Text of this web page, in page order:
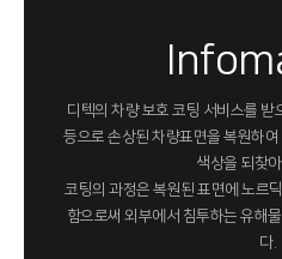
디텍의 차량 보호 코팅 서비스를 받
등으로 손상된 차량표면을 복원하
색상을 되찾
코팅의 과정은 복원된 표면에 노르
함으로써 외부에서 침투하는 유해
다.